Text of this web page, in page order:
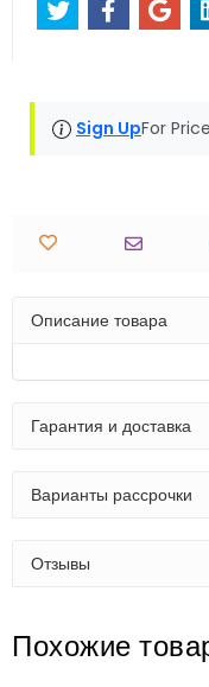
Sign UpFor
Описание товара
Гарантия и доставка
Варианты рассрочки
Отзывы
Похожие